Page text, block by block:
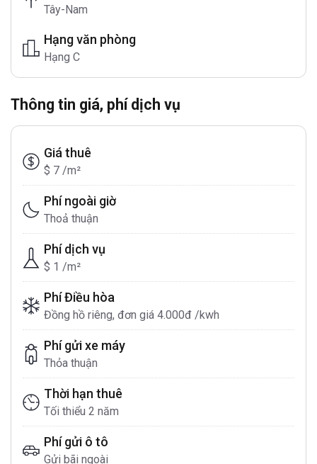
Tây-Nam
Hạng văn phòng
Hạng C
Thông tin giá, phí dịch vụ
Giá thuê
$ 7 /m²
Phí ngoài giờ
Thoả thuận
Phí dịch vụ
$ 1 /m²
Phí Điều hòa
Đồng hồ riêng, đơn giá 4.000đ /kwh
Phí gửi xe máy
Thỏa thuận
Thời hạn thuê
Tối thiểu 2 năm
Phí gửi ô tô
Gửi bãi ngoài